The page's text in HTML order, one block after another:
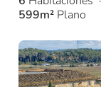
599m² Plano